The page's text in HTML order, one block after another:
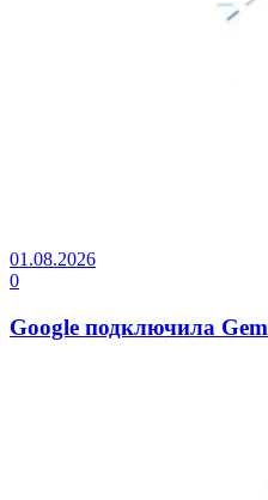
01.08.2026
0
Google подключила